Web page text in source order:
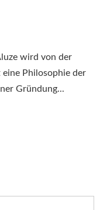
wird von der
Philosophie der
Gründung...